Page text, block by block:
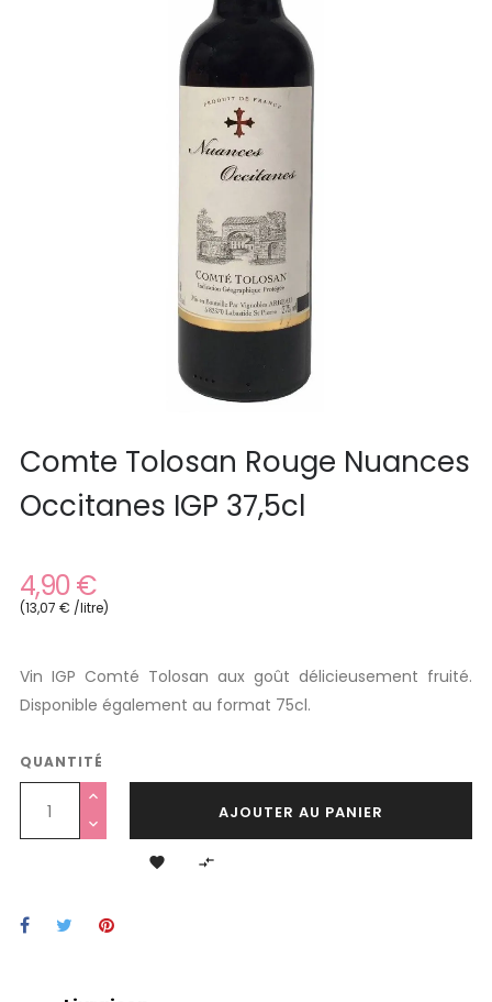
Comte Tolosan Rouge Nuances
Occitanes IGP 37,5cl
4,90 €
(13,07 € /litre)
Vin IGP Comté Tolosan aux goût délicieusement fruité.
Disponible également au format 75cl.
QUANTITÉ
AJOUTER AU PANIER
 